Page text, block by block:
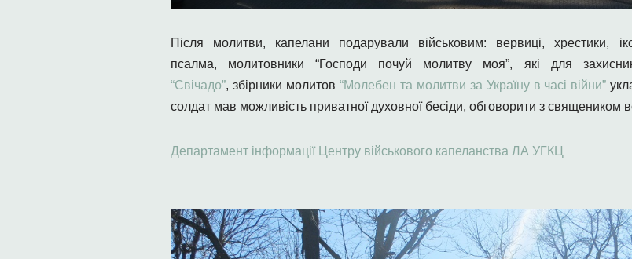
Після молитви, капелани подарували військовим: вервиці, хрестики,
псалма, молитовники “Господи почуй молитву моя”, які для
“Свічадо”, збірники молитов “Молебен та молитви за Україну в часі війни”
солдат мав можливість приватної духовної бесіди, обговорити з священиком
Департамент інформації Центру військового капеланства ЛА УГКЦ